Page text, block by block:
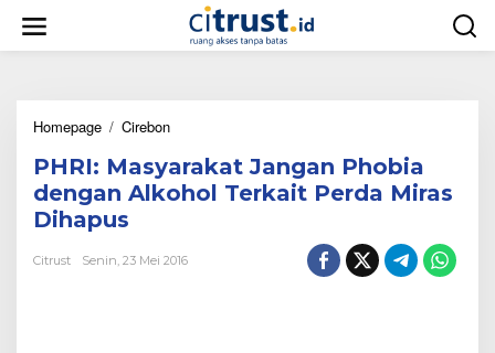
w
Homepage / Cirebon
R
I
:
s
PHRI: Masyarakat Jangan Phobia
dengan Alkohol Terkait Perda Miras
Dihapus
Citrust Senin, 23 Mei 2016